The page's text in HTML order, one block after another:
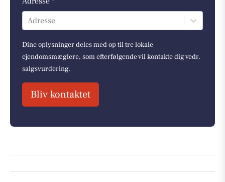
Adresse
Dine oplysninger deles med op til tre lokale
ejendomsmæglere, som efterfølgende vil kontakte dig vedr.
salgsvurdering.
Bliv kontaktet